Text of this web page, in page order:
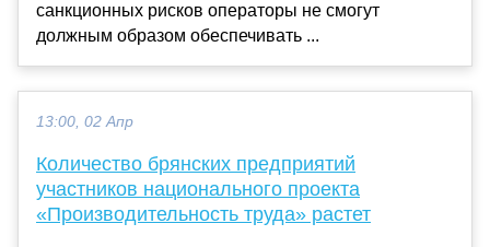
санкционных рисков операторы не смогут
должным образом обеспечивать ...
13:00, 02 Апр
Количество брянских предприятий
участников национального проекта
«Производительность труда» растет